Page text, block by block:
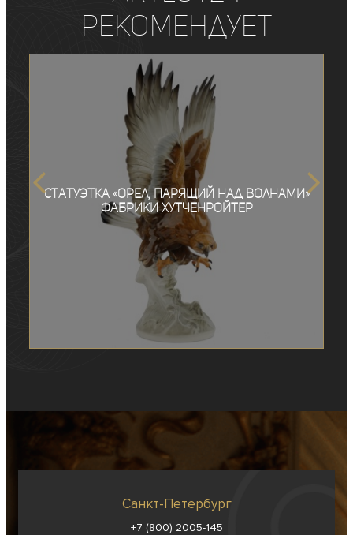
рекомендует
Статуэтка «Орел, парящий над волнами»
фабрики Хутченройтер
Санкт-Петербург
+7 (800) 2005-145